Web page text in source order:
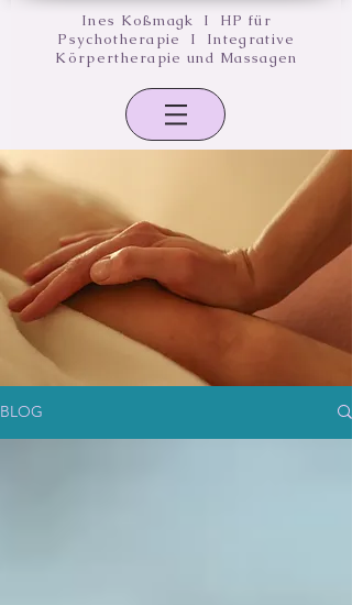
Ines Koßmagk I HP für
Psychotherapie I Integrative
Körpertherapie und Massagen
BLOG